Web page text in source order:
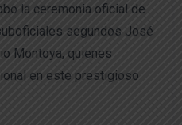
la ceremonia oficial de
segundos José
Montoya, quienes
en este prestigioso